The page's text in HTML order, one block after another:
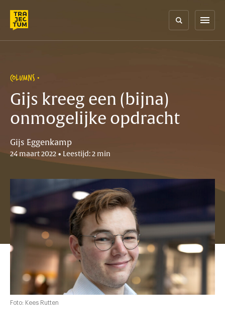
content
menu
COLUMNS
Gijs kreeg een (bijna)
onmogelijke opdracht
Gijs Eggenkamp
24 maart 2022 • Leestijd: 2 min
Foto: Kees Rutten